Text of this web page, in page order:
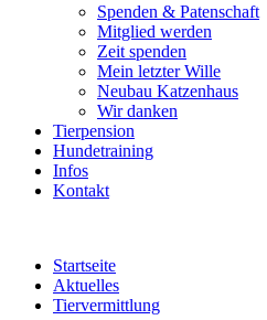
Spenden & Patenschaft
Mitglied werden
Zeit spenden
Mein letzter Wille
Neubau Katzenhaus
Wir danken
Tierpension
Hundetraining
Infos
Kontakt
Startseite
Aktuelles
Tiervermittlung